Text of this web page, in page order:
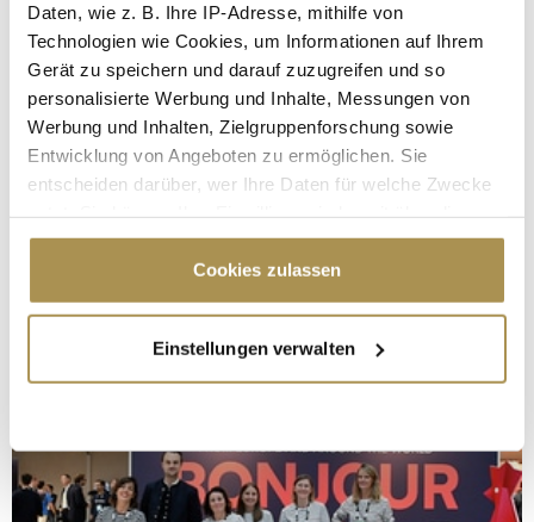
Daten, wie z. B. Ihre IP-Adresse, mithilfe von
Technologien wie Cookies, um Informationen auf Ihrem
Gerät zu speichern und darauf zuzugreifen und so
personalisierte Werbung und Inhalte, Messungen von
Werbung und Inhalten, Zielgruppenforschung sowie
Entwicklung von Angeboten zu ermöglichen. Sie
entscheiden darüber, wer Ihre Daten für welche Zwecke
Cookie-Erklärung oder durch Klicken auf das Privacy
Trigger Symbol ändern oder widerrufen
Informationen über Ihre geografische Lage
erfassen, welche bis auf einige Meter genau sein
bestimmten Merkmalen (Fingerprinting) identifizieren
Erfahren Sie mehr darüber, wie Ihre persönlichen Daten
Cookies zulassen
Einstellungen verwalten